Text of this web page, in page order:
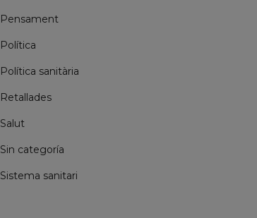
Pensament
Política
Política sanitària
Retallades
Salut
Sin categoría
Sistema sanitari